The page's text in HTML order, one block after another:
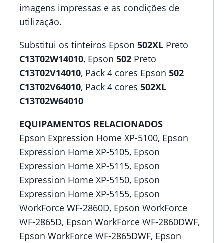
imagens impressas e as condições de
utilização.
Substitui os tinteiros Epson 502XL Preto
C13T02W14010, Epson 502 Preto
C13T02V14010, Pack 4 cores Epson 502
C13T02V64010, Pack 4 cores 502XL
C13T02W64010
EQUIPAMENTOS RELACIONADOS
Epson Expression Home XP-5100, Epson
Expression Home XP-5105, Epson
Expression Home XP-5115, Epson
Expression Home XP-5150, Epson
Expression Home XP-5155, Epson
WorkForce WF-2860D, Epson WorkForce
WF-2865D, Epson WorkForce WF-2860DWF,
Epson WorkForce WF-2865DWF, Epson